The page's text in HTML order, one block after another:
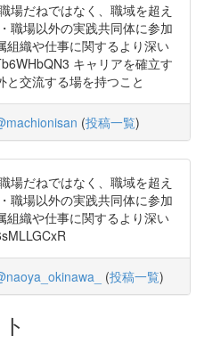
場だねではなく、職域を超え
職場以外の実践共同体に参加
組織や仕事に関するより深い
キャリアを確立す
交流する場を持つこと
(投稿一覧)
場だねではなく、職域を超え
職場以外の実践共同体に参加
組織や仕事に関するより深い
(投稿一覧)